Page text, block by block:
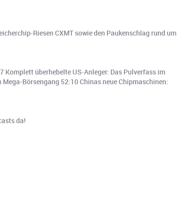
Riesen CXMT sowie den Paukenschlag rund um
Komplett überhebelte US-Anleger: Das Pulverfass im
Börsengang 52:10 Chinas neue Chipmaschinen:
da!